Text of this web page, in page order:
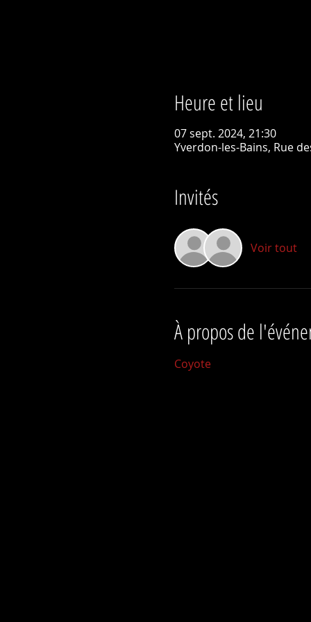
Heure et lieu
07 sept. 2024, 21:30
Yverdon-les-Bains, Rue
Invités
Voir tout
À propos de
Coyote